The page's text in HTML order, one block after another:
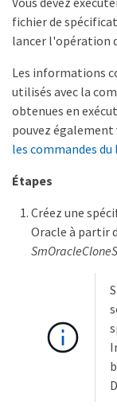
fichier de
lancer l'opération
Les informations
utilisés avec la
obtenues en
pouvez
les commandes
Étapes
Créez une
Oracle à partir